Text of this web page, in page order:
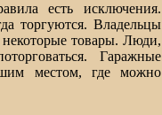
есть исключения.
торгуются. Владельцы
некоторые товары. Люди,
Гаражные
местом, где можно